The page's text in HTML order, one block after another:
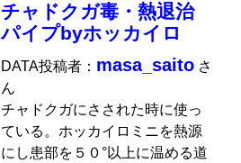
チャドクガ毒・熱退治
パイプbyホッカイロ
DATA投稿者： masa_saito さ
ん
チャドクガにさされた時に使っ
ている。ホッカイロミニを熱源
にし患部を５０°以上に温める道